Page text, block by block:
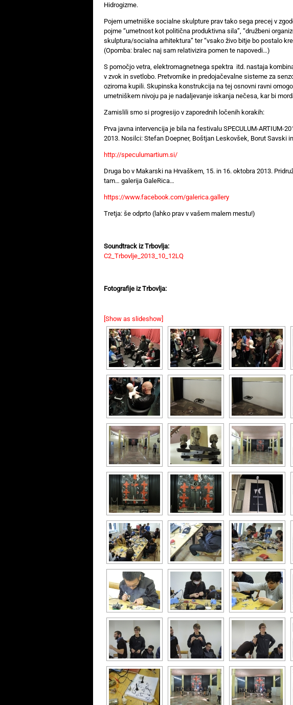
Hidrogizme.
Pojem umetniške socialne skulpture prav tako sega precej v
pojme “umetnost kot politična produktivna sila”, “družbeni
skulptura/socialna arhitektura” ter “vsako živo bitje bo postalo
(Opomba: bralec naj sam relativizira pomen te napovedi…)
S pomočjo vetra, elektromagnetnega spektra itd. nastaja
v zvok in svetlobo. Pretvornike in predojačevalne sisteme za
oziroma kupili. Skupinska konstrukcija na tej osnovni ravni
umetniškem nivoju pa je nadaljevanje iskanja nečesa, kar bi
Zamislili smo si progresijo v zaporednih ločenih korakih:
Prva javna intervencija je bila na festivalu SPECULUM-ARTIUM-
2013. Nosilci: Stefan Doepner, Boštjan Leskovšek, Borut Savski
http://speculumartium.si/
Druga bo v Makarski na Hrvaškem, 15. in 16. oktobra 2013.
tam… galerija GaleRica…
https://www.facebook.com/galerica.gallery
Tretja: še odprto (lahko prav v vašem malem mestu!)
Soundtrack iz Trbovlja:
C2_Trbovlje_2013_10_12LQ
Fotografije iz Trbovlja:
[Show as slideshow]